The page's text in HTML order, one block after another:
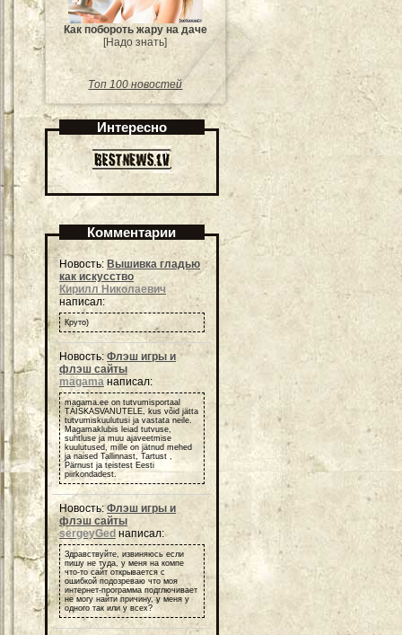
Как побороть жару на даче
[Надо знать]
Топ 100 новостей
Интересно
Комментарии
Новость: Вышивка гладью
как искусство
Кирилл Николаевич
написал:
Круто)
Новость: Флэш игры и
флэш сайты
magama написал:
magama.ee on tutvumisportaal
TÄISKASVANUTELE, kus võid jätta
tutvumiskuulutusi ja vastata neile.
Magamaklubis leiad tutvuse,
suhtluse ja muu ajaveetmise
kuulutused, mille on jätnud mehed
ja naised Tallinnast, Tartust ,
Pärnust ja teistest Eesti
piirkondadest.
Новость:Флэш игры и
флэш сайты
sergeyGed написал:
Здравствуйте, извиняюсь если
пишу не туда, у меня на компе
что-то сайт открывается с
ошибкой подозреваю что моя
интернет-программа подглючивает
не могу найти причину, у меня у
одного так или у всех?